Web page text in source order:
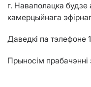
г. Наваполацка
камерцыйнага
Даведкі па тэлефоне
Прыносім прабачэнні